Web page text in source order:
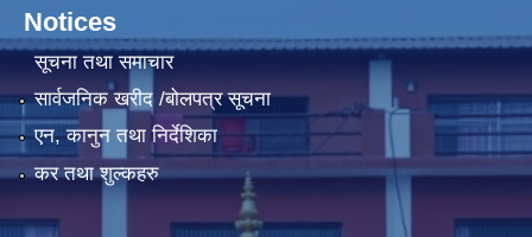
Notices
सूचना तथा समाचार
सार्वजनिक खरीद /बोलपत्र सूचना
एन, कानुन तथा निर्देशिका
कर तथा शुल्कहरु